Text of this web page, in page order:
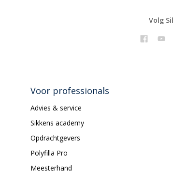
Volg
Voor professionals
Advies & service
Sikkens academy
Opdrachtgevers
Polyfilla Pro
Meesterhand